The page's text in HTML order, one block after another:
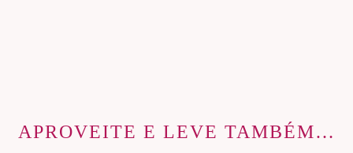
APROVEITE E LEVE TAMBÉM…